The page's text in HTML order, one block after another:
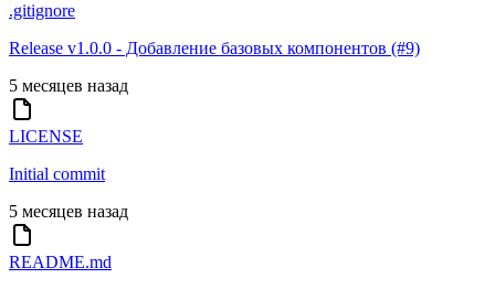
.gitignore
Release v1.0.0 - Добавление базовых компонентов (#9)
5 месяцев назад
LICENSE
Initial commit
5 месяцев назад
README.md